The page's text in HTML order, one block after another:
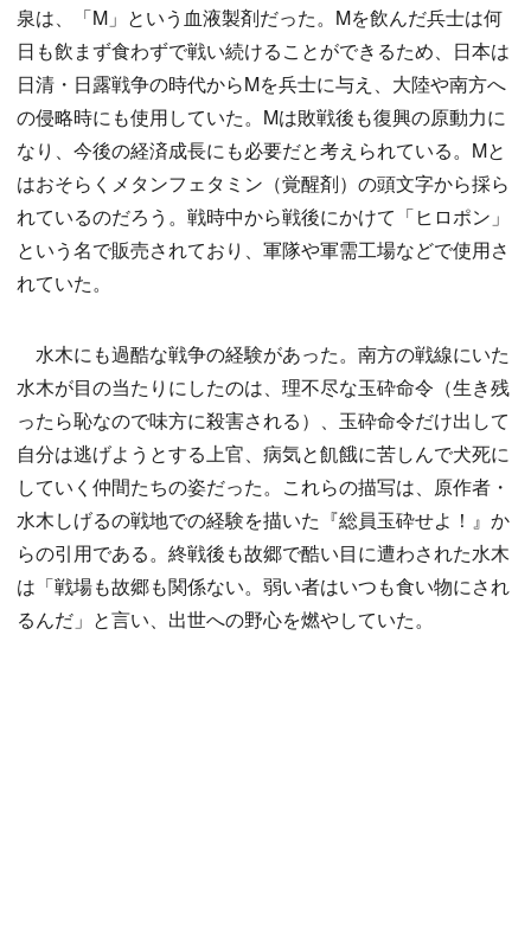
泉は、「M」という血液製剤だった。Mを飲んだ兵士は何
日も飲まず食わずで戦い続けることができるため、日本は
日清・日露戦争の時代からMを兵士に与え、大陸や南方へ
の侵略時にも使用していた。Mは敗戦後も復興の原動力に
なり、今後の経済成長にも必要だと考えられている。Mと
はおそらくメタンフェタミン（覚醒剤）の頭文字から採ら
れているのだろう。戦時中から戦後にかけて「ヒロポン」
という名で販売されており、軍隊や軍需工場などで使用さ
れていた。
水木にも過酷な戦争の経験があった。南方の戦線にいた
水木が目の当たりにしたのは、理不尽な玉砕命令（生き残
ったら恥なので味方に殺害される）、玉砕命令だけ出して
自分は逃げようとする上官、病気と飢餓に苦しんで犬死に
していく仲間たちの姿だった。これらの描写は、原作者・
水木しげるの戦地での経験を描いた『総員玉砕せよ！』か
らの引用である。終戦後も故郷で酷い目に遭わされた水木
は「戦場も故郷も関係ない。弱い者はいつも食い物にされ
るんだ」と言い、出世への野心を燃やしていた。